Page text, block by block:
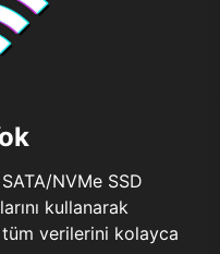
NVMe SSD
kullanarak
tüm verilerini kolayca